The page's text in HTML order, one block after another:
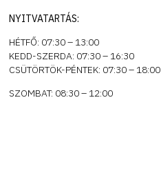
NYITVATARTÁS:
HÉTFŐ: 07:30 – 13:00
KEDD-SZERDA: 07:30 – 16:30
CSÜTÖRTÖK-PÉNTEK: 07:30 – 18:00
SZOMBAT: 08:30 – 12:00